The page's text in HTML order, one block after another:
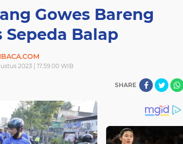
Gowes Bareng
Balap
2023 | 17.59.00 WIB
SHARE